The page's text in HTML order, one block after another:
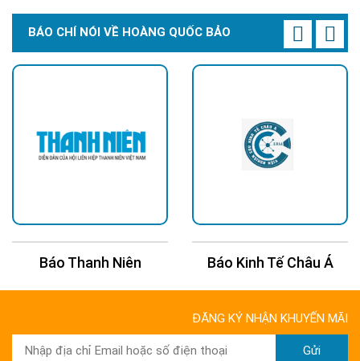
Cảm biến chuyển động
JD-8500VN được trang bị
cảm biến chuyển động, giúp đèn tự động bật khi có
ứng dụng an ninh, chiếu sáng lối đi, sân vườn, hoặc các
khu vực cần chiếu sáng khi có sự hiện diện của người
hoặc vật thể.
khoảng thời gian nếu không có hoạt động. Điều này giúp
Hình ảnh thực tế của đèn
BÁO CHÍ NÓI VỀ HOÀNG QUỐC BẢO
Báo Thanh Niên Báo Kinh Tế Châu Á
ĐĂNG KÝ NHẬN KHUYẾN MÃI
Gửi